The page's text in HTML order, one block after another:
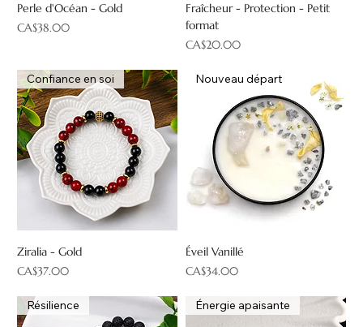
Perle d'Océan - Gold
Price
CA$38.00
Fraîcheur - Protection - Petit
format
Price
CA$20.00
Confiance en soi
Ziralia - Gold
Price
CA$37.00
Nouveau départ
Éveil Vanillé
Price
CA$34.00
Résilience Énergie apaisante